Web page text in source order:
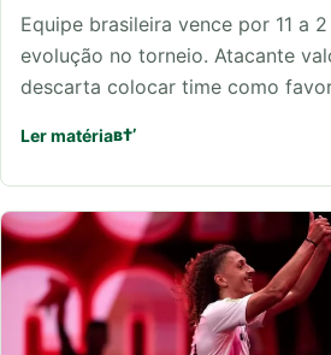
Equipe brasileira vence por 11 a
evolução no torneio. Atacante
descarta colocar time como
Ler matéria